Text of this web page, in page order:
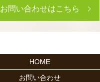
お問い合わせはこちら
HOME
お問い合わせ